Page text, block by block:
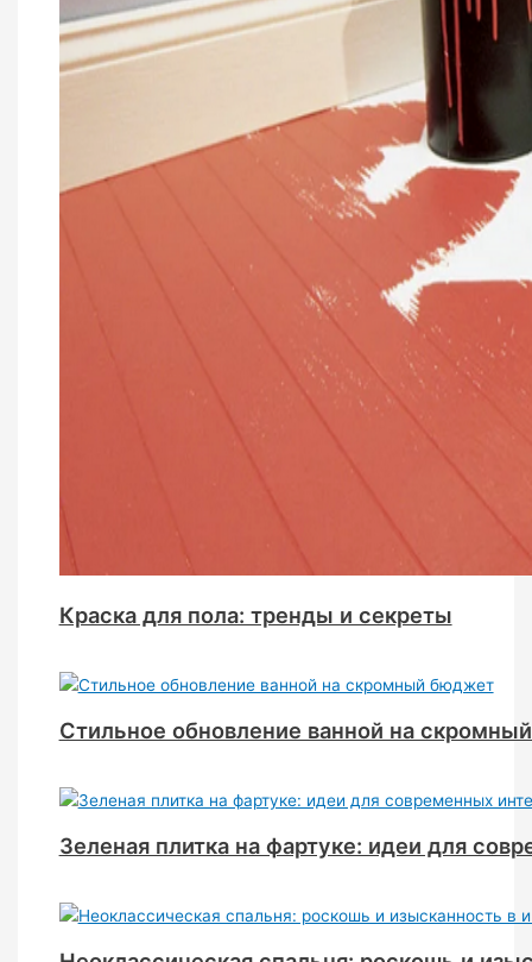
Краска для пола: тренды и секреты
Стильное обновление ванной на
Зеленая плитка на фартуке: идеи для